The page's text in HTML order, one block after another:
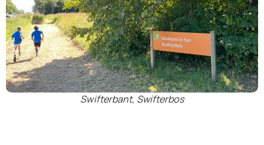
Swifterbant, Swifterbos